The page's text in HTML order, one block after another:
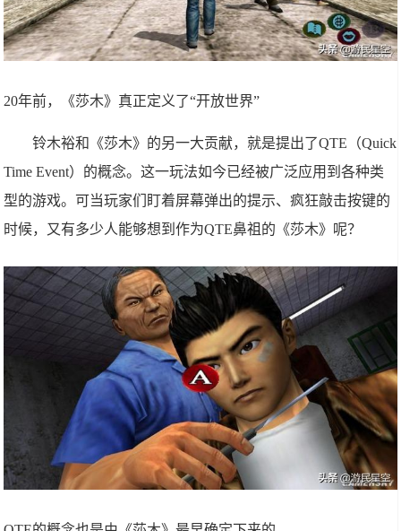
20年前，《莎木》真正定义了“开放世界”
铃木裕和《莎木》的另一大贡献，就是提出了QTE（Quick
Time Event）的概念。这一玩法如今已经被广泛应用到各种类
型的游戏。可当玩家们盯着屏幕弹出的提示、疯狂敲击按键的
时候，又有多少人能够想到作为QTE鼻祖的《莎木》呢？